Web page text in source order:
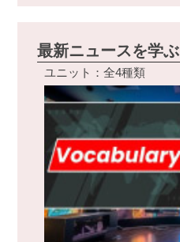
最新ニュースを学ぶ
ユニット：全4種類